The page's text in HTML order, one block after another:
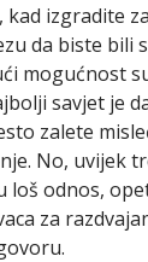
kad izgradite
da biste bili
mogućnost
savjet je
zalete
No, uvijek
loš odnos,
za